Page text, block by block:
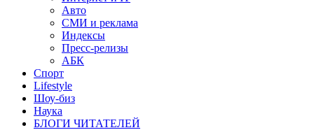
Авто
СМИ и реклама
Индексы
Пресс-релизы
АБК
Спорт
Lifestyle
Шоу-биз
Наука
БЛОГИ ЧИТАТЕЛЕЙ